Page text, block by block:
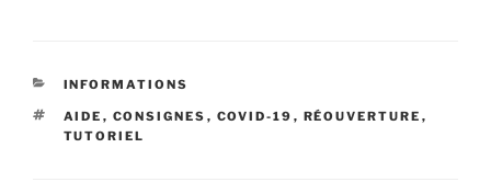
CATÉGORIES
INFORMATIONS
ÉTIQUETTES
AIDE , CONSIGNES , COVID-19 , RÉOUVERTURE ,
TUTORIEL